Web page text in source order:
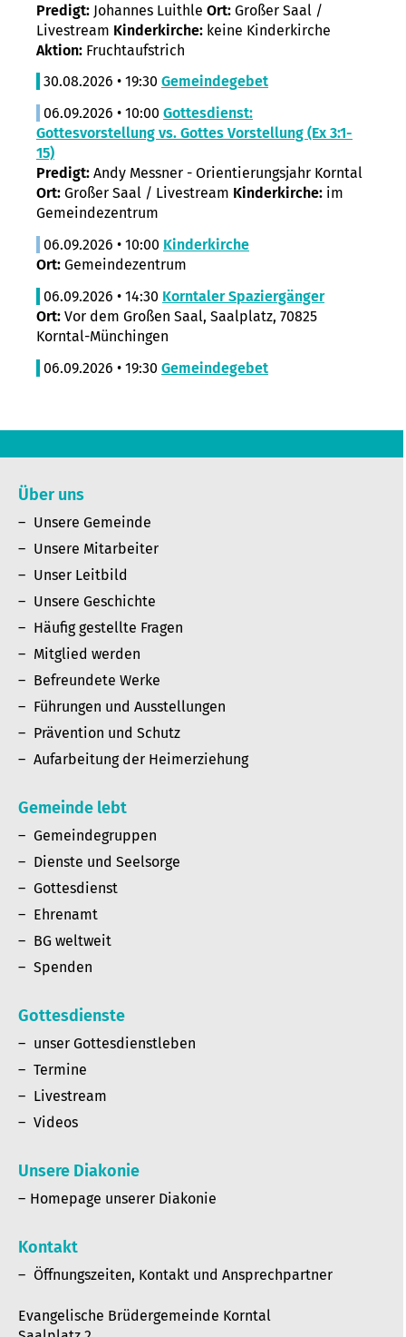
Predigt: Johannes Luithle Ort: Großer Saal /
Livestream Kinderkirche: keine Kinderkirche
Aktion: Fruchtaufstrich
30.08.2026 • 19:30 Gemeindegebet
06.09.2026 • 10:00 Gottesdienst:
Gottesvorstellung vs. Gottes Vorstellung (Ex 3:1-
15)
Predigt: Andy Messner - Orientierungsjahr Korntal
Ort: Großer Saal / Livestream Kinderkirche: im
Gemeindezentrum
06.09.2026 • 10:00 Kinderkirche
Ort: Gemeindezentrum
06.09.2026 • 14:30 Korntaler Spaziergänger
Ort: Vor dem Großen Saal, Saalplatz, 70825
Korntal-Münchingen
06.09.2026 • 19:30 Gemeindegebet
Über uns
Unsere Gemeinde
Unsere Mitarbeiter
Unser Leitbild
Unsere Geschichte
Häufig gestellte Fragen
Mitglied werden
Befreundete Werke
Führungen und Ausstellungen
Prävention und Schutz
Aufarbeitung der Heimerziehung
Gemeinde lebt
Gemeindegruppen
Dienste und Seelsorge
Gottesdienst
Ehrenamt
BG weltweit
Spenden
Gottesdienste
unser Gottesdienstleben
Termine
Livestream
Videos
Unsere Diakonie
Homepage unserer Diakonie
Kontakt
Öffnungszeiten, Kontakt und Ansprechpartner
Evangelische Brüdergemeinde Korntal